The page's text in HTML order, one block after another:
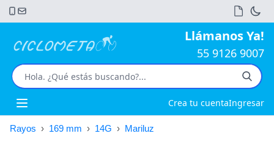
Llámanos Ya!
55 9126 9007
Open main menu Crea tu cuentaIngresar
Rayos › 169 mm › 14G › Mariluz